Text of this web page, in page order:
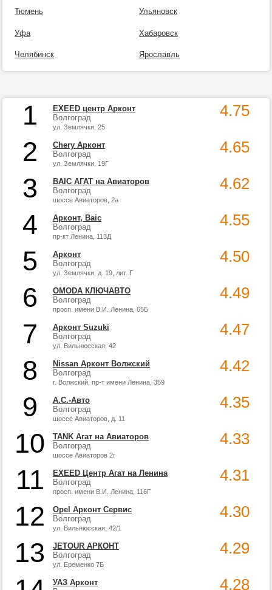
Тюмень Ульяновск
Уфа Хабаровск
Челябинск Ярославль
1
EXEED центр Арконт
Волгоград
ул. Землячки, 25
4.75
2
Chery Арконт
Волгоград
ул. Землячки, 19Г
4.65
3
BAIC АГАТ на Авиаторов
Волгоград
шоссе Авиаторов, 2а
4.62
4
Арконт, Baic
Волгоград
пр-кт Ленина, 113Д
4.55
5
Арконт
Волгоград
ул. Землячки, д. 19, лит. Г
4.50
6
OMODA КЛЮЧАВТО
Волгоград
просп. имени В.И. Ленина, 65Б
4.49
7
Арконт Suzuki
Волгоград
ул. Вильнюсская, 42
4.47
8
Nissan Арконт Волжский
Волгоград
г. Волжский, пр-т имени Ленина, 359
4.42
9
А.С.-Авто
Волгоград
шоссе Авиаторов, д. 11
4.35
10
TANK Агат на Авиаторов
Волгоград
шоссе Авиаторов 2г
4.33
11
EXEED Центр Агат на Ленина
Волгоград
просп. имени В.И. Ленина, 116Г
4.31
12
Opel Арконт Сервис
Волгоград
ул. Вильнюсская, 42/1
4.30
13
JETOUR АРКОНТ
Волгоград
ул. Еременко 7Б
4.29
УАЗ Арконт
4.28